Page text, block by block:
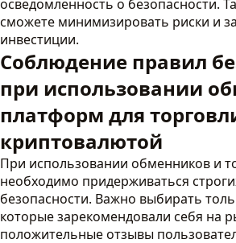
осведомленность о безопасности.
сможете минимизировать риски и
инвестиции.
Соблюдение правил
при использовании
платформ для
криптовалютой
При использовании обменников и
необходимо придерживаться
безопасности. Важно выбирать
которые зарекомендовали себя на
положительные отзывы